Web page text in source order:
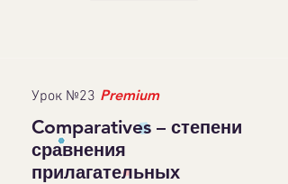
Урок №23 Premium
Comparatives – степени
сравнения
прилагательных